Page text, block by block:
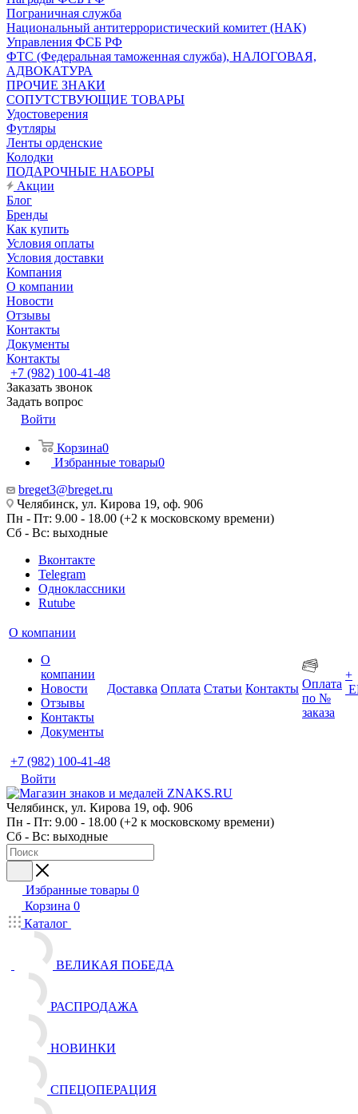
Пограничная служба
Национальный антитеррористический комитет (НАК)
Управления ФСБ РФ
ФТС (Федеральная таможенная служба), НАЛОГОВАЯ,
АДВОКАТУРА
ПРОЧИЕ ЗНАКИ
СОПУТСТВУЮЩИЕ ТОВАРЫ
Удостоверения
Футляры
Ленты орденские
Колодки
ПОДАРОЧНЫЕ НАБОРЫ
Акции
Блог
Бренды
Как купить
Условия оплаты
Условия доставки
Компания
О компании
Новости
Отзывы
Контакты
Документы
Контакты
+7 (982) 100-41-48
Заказать звонок
Задать вопрос
Войти
Корзина0
Избранные товары0
breget3@breget.ru
Челябинск, ул. Кирова 19, оф. 906
Пн - Пт: 9.00 - 18.00 (+2 к московскому времени)
Сб - Вс: выходные
Вконтакте
Telegram
Одноклассники
Rutube
О компании
О
компании
Новости
Отзывы
Контакты
Документы
Доставка Оплата Статьи Контакты Оплата
по №
заказа
+
+7 (982) 100-41-48
Войти
Челябинск, ул. Кирова 19, оф. 906
Пн - Пт: 9.00 - 18.00 (+2 к московскому времени)
Сб - Вс: выходные
Избранные товары 0
Корзина 0
Каталог
ВЕЛИКАЯ ПОБЕДА
РАСПРОДАЖА
НОВИНКИ
СПЕЦОПЕРАЦИЯ